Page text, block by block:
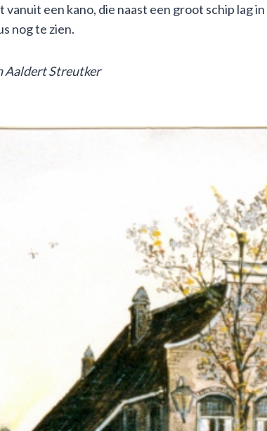
vanuit een kano, die naast een groot schip lag
nog te zien.
Aaldert Streutker